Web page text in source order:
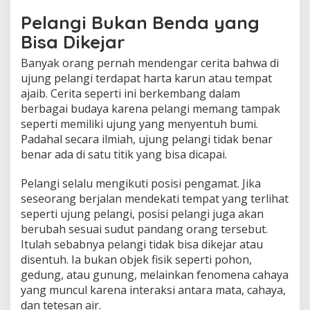
Pelangi Bukan Benda yang
Bisa Dikejar
Banyak orang pernah mendengar cerita bahwa di
ujung pelangi terdapat harta karun atau tempat
ajaib. Cerita seperti ini berkembang dalam
berbagai budaya karena pelangi memang tampak
seperti memiliki ujung yang menyentuh bumi.
Padahal secara ilmiah, ujung pelangi tidak benar
benar ada di satu titik yang bisa dicapai.
Pelangi selalu mengikuti posisi pengamat. Jika
seseorang berjalan mendekati tempat yang terlihat
seperti ujung pelangi, posisi pelangi juga akan
berubah sesuai sudut pandang orang tersebut.
Itulah sebabnya pelangi tidak bisa dikejar atau
disentuh. Ia bukan objek fisik seperti pohon,
gedung, atau gunung, melainkan fenomena cahaya
yang muncul karena interaksi antara mata, cahaya,
dan tetesan air.